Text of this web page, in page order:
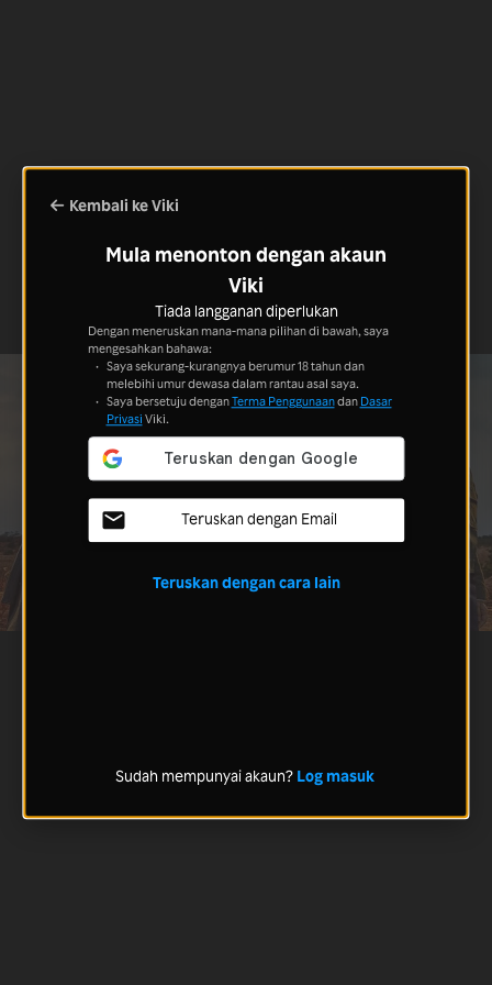
Kembali ke Viki
Mula menonton dengan akaun
Viki
Tiada langganan diperlukan
Dengan meneruskan mana-mana pilihan di bawah, saya
mengesahkan bahawa:
Saya sekurang-kurangnya berumur 18 tahun dan
melebihi umur dewasa dalam rantau asal saya.
Saya bersetuju denganTerma Penggunaandan Dasar
Privasi Viki.
Teruskan dengan Email
Teruskan dengan cara lain
Sudah mempunyai akaun? Log masuk